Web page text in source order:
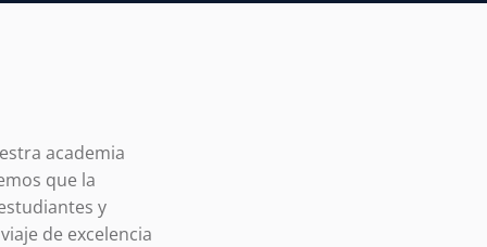
academia
que la
y
de excelencia